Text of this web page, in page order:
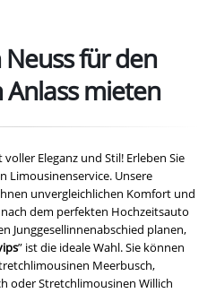
für den
mieten
Eleganz und Stil! Erleben Sie
Limousinenservice. Unsere
unvergleichlichen Komfort und
dem perfekten Hochzeitsauto
Junggesellinnenabschied planen,
” ist die ideale Wahl. Sie können
Meerbusch,
oder Stretchlimousinen Willich